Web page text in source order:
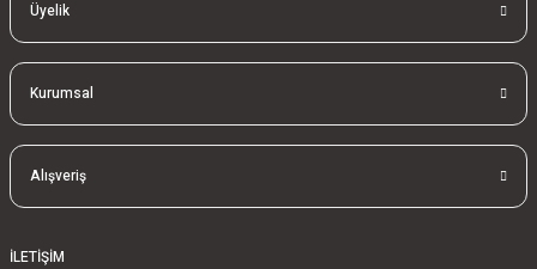
Üyelik
Kurumsal
Alışveriş
İLETİŞİM